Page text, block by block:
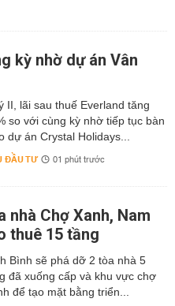
kỳ nhờ dự án Vân
II, lãi sau thuế Everland tăng
so với cùng kỳ nhờ tiếp tục bàn
dự án Crystal Holidays...
ĐẦU TƯ 01 phút trước
nhà Chợ Xanh, Nam
thuê 15 tầng
Bình sẽ phá dỡ 2 tòa nhà 5
đã xuống cấp và khu vực chợ
để tạo mặt bằng triển...